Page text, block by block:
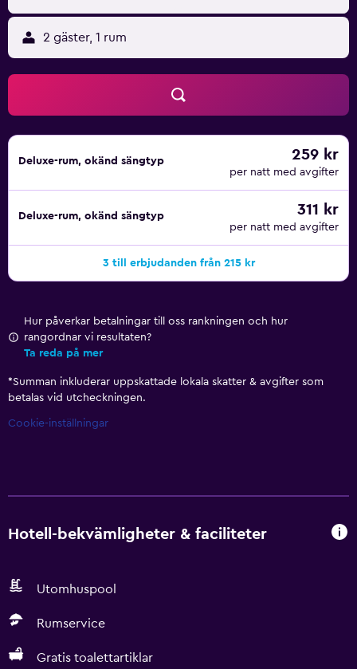
2 gäster, 1 rum
Deluxe-rum, okänd sängtyp 259 kr
per natt med avgifter
Deluxe-rum, okänd sängtyp 311 kr
per natt med avgifter
3 till erbjudanden från 215 kr
Hur påverkar betalningar till oss rankningen och hur
rangordnar vi resultaten?
Ta reda på mer
*Summan inkluderar uppskattade lokala skatter & avgifter som
betalas vid utcheckningen.
Cookie-inställningar
Hotell-bekvämligheter & faciliteter
Utomhuspool
Rumservice
Gratis toalettartiklar